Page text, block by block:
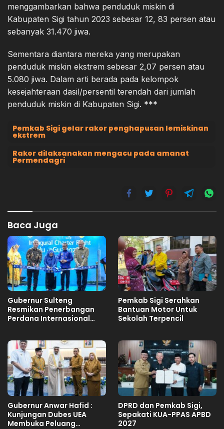
menggambarkan bahwa penduduk miskin di
Kabupaten Sigi tahun 2023 sebesar 12, 83 persen atau
sebanyak 31.470 jiwa.
Sementara diantara mereka yang merupakan
penduduk miskin ekstrem sebesar 2,07 persen atau
5.080 jiwa. Dalam arti berada pada kelompok
kesejahteraan dasil/persentil terendah dari jumlah
penduduk miskin di Kabupaten Sigi. ***
Pemkab Sigi gelar rakor penghapusan lemiskinan
ekstrem
Rakor dilaksanakan mengacu pada amanat
Permendagri
Baca Juga
Gubernur Sulteng
Resmikan Penerbangan
Perdana Internasional
Pemkab Sigi Serahkan
Bantuan Motor Untuk
Sekolah Terpencil
Gubernur Anwar Hafid :
Kunjungan Dubes UEA
Membuka Peluang
DPRD dan Pemkab Sigi,
Sepakati KUA-PPAS APBD
2027